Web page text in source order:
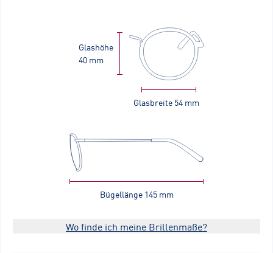
Glasbreite 54 mm
Glashöhe
40 mm
Bügellänge 145 mm
Wo finde ich meine Brillenmaße?